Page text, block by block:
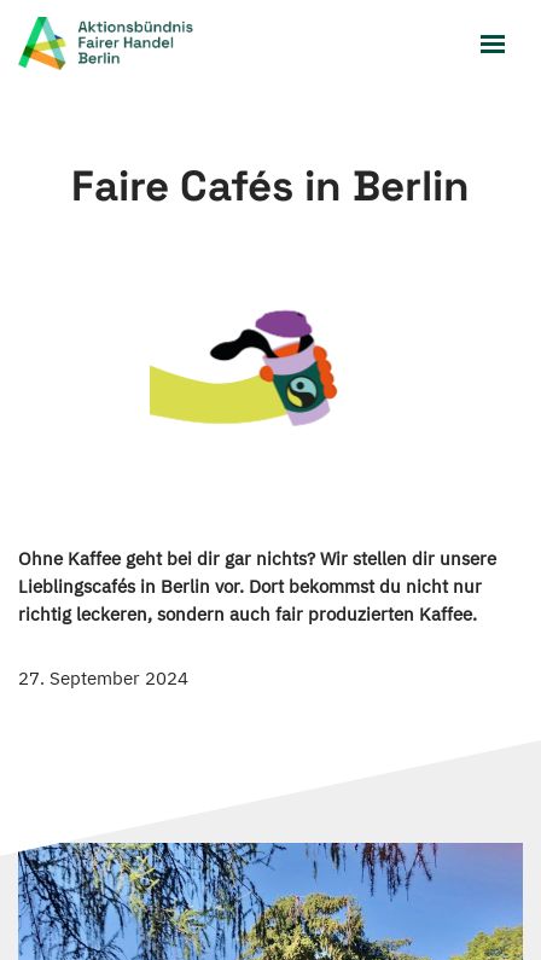
Zum
Faire Cafés in Berlin
Ohne Kaffee geht bei dir gar nichts? Wir stellen dir unsere
Lieblingscafés in Berlin vor. Dort bekommst du nicht nur
richtig leckeren, sondern auch fair produzierten Kaffee.
27. September 2024